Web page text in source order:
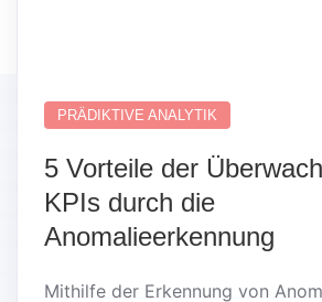
PRÄDIKTIVE ANALYTIK
5 Vorteile der
KPIs durch die
Anomalieerkennung
Mithilfe der Erkennung von